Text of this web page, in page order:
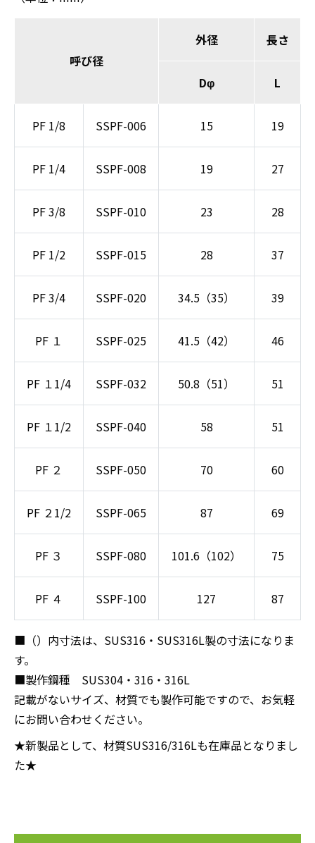
呼び径
外径 長さ
Dφ L
PF 1/8 SSPF-006 15 19
PF 1/4 SSPF-008 19 27
PF 3/8 SSPF-010 23 28
PF 1/2 SSPF-015 28 37
PF 3/4 SSPF-020 34.5（35） 39
PF １ SSPF-025 41.5（42） 46
PF １1/4 SSPF-032 50.8（51） 51
PF １1/2 SSPF-040 58 51
PF ２ SSPF-050 70 60
PF ２1/2 SSPF-065 87 69
PF ３ SSPF-080 101.6（102） 75
PF ４ SSPF-100 127 87
■（）内寸法は、SUS316・SUS316L製の寸法になりま
す。
■製作鋼種 SUS304・316・316L
記載がないサイズ、材質でも製作可能ですので、お気軽
にお問い合わせください。
★新製品として、材質SUS316/316Lも在庫品となりまし
た★